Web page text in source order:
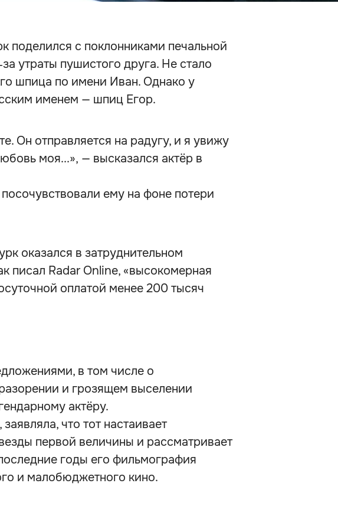
поделился с поклонниками печальной
утраты пушистого друга. Не стало
шпица по имени Иван. Однако у
именем — шпиц Егор.
Он отправляется на радугу, и я увижу
моя...», — высказался актёр в
ему на фоне потери
оказался в затруднительном
писал Radar Online, «высокомерная
оплатой менее 200 тысяч
в том числе о
и грозящем выселении
актёру.
что тот настаивает
первой величины и рассматривает
годы его фильмография
и малобюджетного кино.